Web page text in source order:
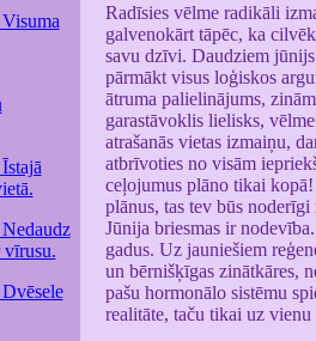
vīrusu.
Radīsies vēlme radikāli
galvenokārt tāpēc, ka
savu dzīvi. Daudziem
pārmākt visus loģiskos
ātruma palielinājums,
garastāvoklis lielisks,
atrašanās vietas izmaiņu,
atbrīvoties no visām
ceļojumus plāno tikai
plānus, tas tev būs
Jūnija briesmas ir
gadus. Uz jauniešiem
un bērnišķīgas zinātkāres,
pašu hormonālo sistēmu
realitāte, taču tikai uz